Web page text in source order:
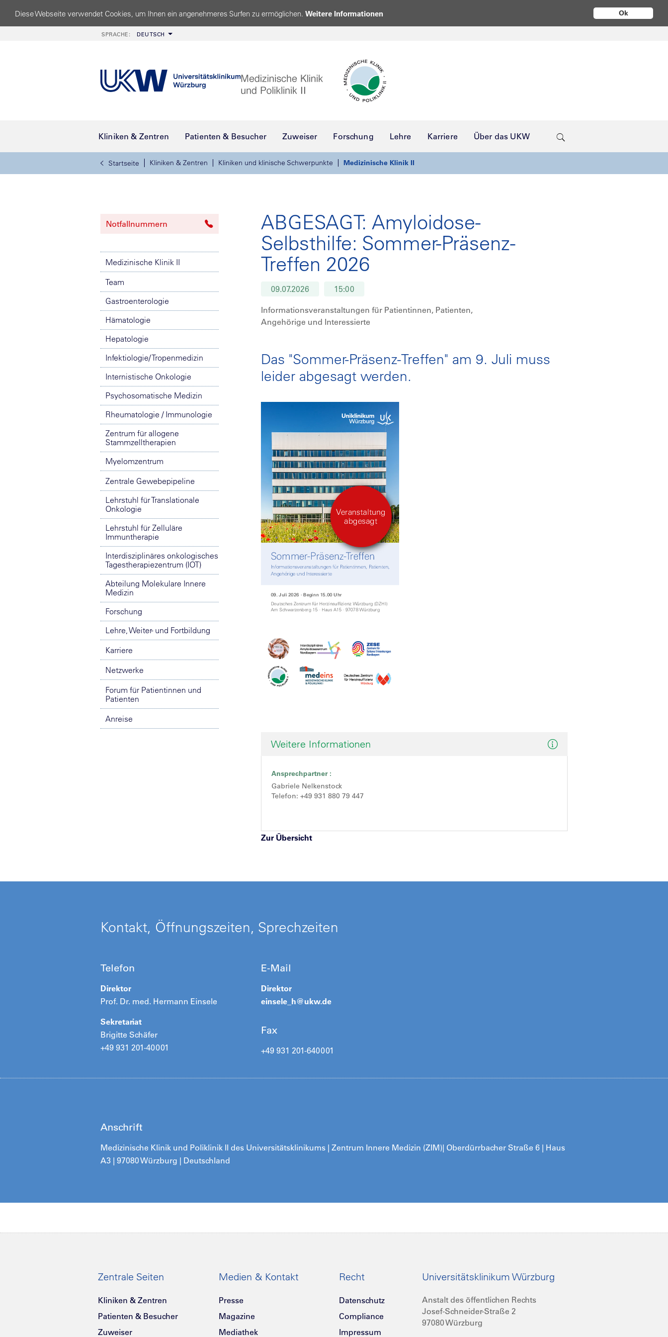
Ok
Diese Webseite verwendet Cookies, um Ihnen ein angenehmeres Surfen zu ermöglichen. Weitere Informationen
SPRACHE: DEUTSCH
Kliniken & Zentren Patienten & Besucher Zuweiser Forschung Lehre Karriere Über das UKW
Startseite Kliniken & Zentren Kliniken und klinische Schwerpunkte Medizinische Klinik II
Notfallnummern
Medizinische Klinik II
Team
Gastroenterologie
Hämatologie
Hepatologie
Infektiologie/ Tropenmedizin
Internistische Onkologie
Psychosomatische Medizin
Rheumatologie / Immunologie
Zentrum für allogene
Stammzelltherapien
Myelomzentrum
Zentrale Gewebepipeline
Lehrstuhl für Translationale
Onkologie
Lehrstuhl für Zelluläre
Immuntherapie
Interdisziplinäres onkologisches
Tagestherapiezentrum (IOT)
Abteilung Molekulare Innere
Medizin
Forschung
Lehre, Weiter- und Fortbildung
Karriere
Netzwerke
Forum für Patientinnen und
Patienten
Anreise
ABGESAGT: Amyloidose-
Selbsthilfe: Sommer-Präsenz-
Treffen 2026
09.07.2026 15:00
Informationsveranstaltungen für Patientinnen, Patienten,
Angehörige und Interessierte
Das "Sommer-Präsenz-Treffen" am 9. Juli muss
leider abgesagt werden.
Weitere Informationen
Ansprechpartner :
Gabriele Nelkenstock
Telefon: +49 931 880 79 447
Zur Übersicht
Kontakt, Öffnungszeiten, Sprechzeiten
Telefon
Direktor
Prof. Dr. med. Hermann Einsele
Sekretariat
Brigitte Schäfer
+49 931 201-40001
E-Mail
Direktor
einsele_h@ukw.de
Fax
+49 931 201-640001
Anschrift
Medizinische Klinik und Poliklinik II des Universitätsklinikums | Zentrum Innere Medizin (ZIM)| Oberdürrbacher Straße 6 | Haus
A3 | 97080 Würzburg | Deutschland
Zentrale Seiten
Kliniken & Zentren
Patienten & Besucher
Zuweiser
Medien & Kontakt
Presse
Magazine
Mediathek
Recht
Datenschutz
Compliance
Impressum
Universitätsklinikum Würzburg
Anstalt des öffentlichen Rechts
Josef-Schneider-Straße 2
97080 Würzburg